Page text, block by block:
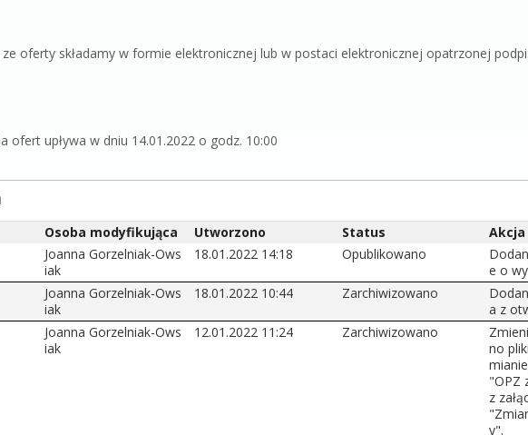
oferty składamy w formie elektronicznej lub w postaci elektronicznej opatrzonej
ofert upływa w dniu 14.01.2022 o godz. 10:00
Osoba modyfikująca Utworzono Status Akcja
Joanna Gorzelniak-Ows
iak
18.01.2022 14:18 Opublikowano
e o
Joanna Gorzelniak-Ows
iak
18.01.2022 10:44 Zarchiwizowano
a z
Joanna Gorzelniak-Ows
iak
12.01.2022 11:24 Zarchiwizowano
no
"OPZ
z
y".